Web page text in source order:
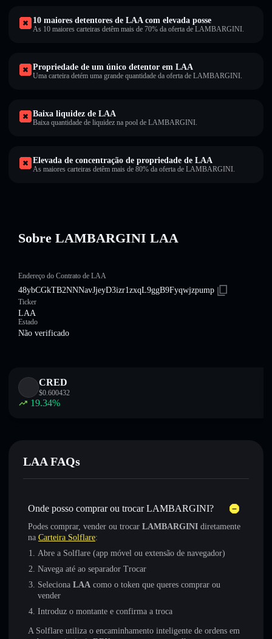
10 maiores detentores de LAA com elevada posse
As 10 maiores carteiras detêm mais de 70% da oferta de LAMBARGINI.
Propriedade de um único detentor em LAA
Uma carteira detém uma grande quantidade da oferta de LAMBARGINI.
Baixa liquidez de LAA
Baixa quantidade de liquidez na pool de LAMBARGINI.
Elevada de concentração de propriedade de LAA
As maiores carteiras detêm mais de 80% da oferta de LAMBARGINI.
Sobre LAMBARGINI LAA
Endereço do Contrato de LAA
48ybCGkTB2NNNavJjeyD3izr1zxqL9ggB9Fyqwjzpump
Ticker
LAA
Estado
Não verificado
CRED
$0.600432
19.34%
LAA FAQs
Onde posso comprar ou trocar LAMBARGINI?
Podes comprar, vender ou trocar LAMBARGINI diretamente
na Carteira Solflare:
Abre a Solflare (app móvel ou extensão de navegador)
Navega até ao separador Trocar
Seleciona LAA como o token que queres comprar ou
vender
Introduz o montante e confirma a troca
A Solflare utiliza o encaminhamento inteligente de ordens em